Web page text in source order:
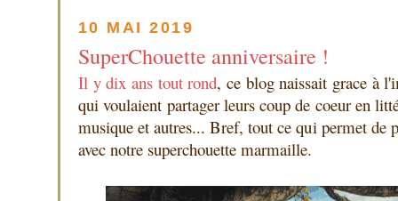
10 MAI 2019
SuperChouette anniversaire !
Il y dix ans tout rond, ce blog naissait grace à
qui voulaient partager leurs coup de coeur en
musique et autres... Bref, tout ce qui permet de
avec notre superchouette marmaille.